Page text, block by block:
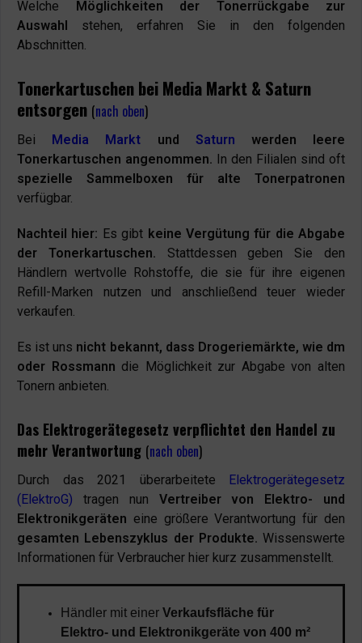
Welche Möglichkeiten der Tonerrückgabe zur
Auswahl stehen, erfahren Sie in den folgenden
Abschnitten.
Tonerkartuschen bei Media Markt & Saturn
entsorgen (nach oben)
Bei Media Markt und Saturn werden leere
Tonerkartuschen angenommen. In den Filialen sind oft
spezielle Sammelboxen für alte Tonerpatronen
verfügbar.
Nachteil hier: Es gibt keine Vergütung für die Abgabe
der Tonerkartuschen. Stattdessen geben Sie den
Händlern wertvolle Rohstoffe, die sie für ihre eigenen
Refill-Marken nutzen und anschließend teuer wieder
verkaufen.
Es ist uns nicht bekannt, dass Drogeriemärkte, wie dm
oder Rossmann die Möglichkeit zur Abgabe von alten
Tonern anbieten.
Das Elektrogerätegesetz verpflichtet den Handel zu
mehr Verantwortung (nach oben)
Durch das 2021 überarbeitete Elektrogerätegesetz
(ElektroG) tragen nun Vertreiber von Elektro- und
Elektronikgeräten eine größere Verantwortung für den
gesamten Lebenszyklus der Produkte. Wissenswerte
Informationen für Verbraucher hier kurz zusammenstellt.
Händler mit einer Verkaufsfläche für
Elektro- und Elektronikgeräte von 400 m²